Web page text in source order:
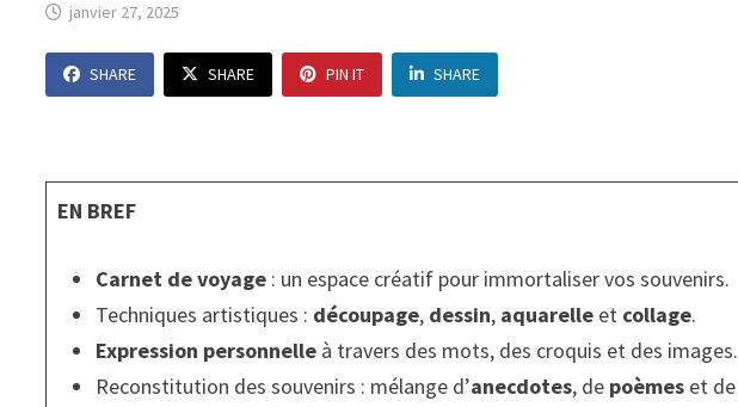
janvier 27, 2025
SHARE SHARE PIN IT SHARE
EN BREF
Carnet de voyage : un espace créatif pour immortaliser vos souvenirs.
Techniques artistiques : découpage, dessin, aquarelle et collage.
Expression personnelle à travers des mots, des croquis et des images.
Reconstitution des souvenirs : mélange d’anecdotes, de poèmes et de